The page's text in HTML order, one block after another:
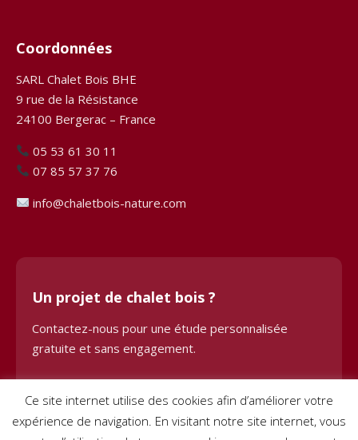
Coordonnées
SARL Chalet Bois BHE
9 rue de la Résistance
24100 Bergerac – France
05 53 61 30 11
07 85 57 37 76
info@chaletbois-nature.com
Un projet de chalet bois ?
Contactez-nous pour une étude personnalisée
gratuite et sans engagement.
Demander une étude
Ce site internet utilise des cookies afin d’améliorer votre
expérience de navigation. En visitant notre site internet, vous